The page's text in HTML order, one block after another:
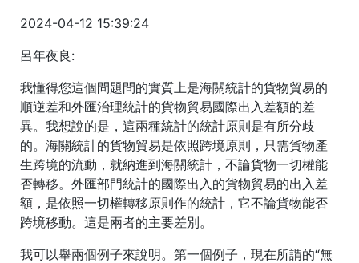
2024-04-12 15:39:24
呂年夜良:
我懂得您這個問題問的實質上是海關統計的貨物貿易的
順逆差和外匯治理統計的貨物貿易國際出入差額的差
異。我想說的是，這兩種統計的統計原則是有所分歧
的。海關統計的貨物貿易是依照跨境原則，只需貨物產
生跨境的流動，就納進到海關統計，不論貨物一切權能
否轉移。外匯部門統計的國際出入的貨物貿易的出入差
額，是依照一切權轉移原則作的統計，它不論貨物能否
跨境移動。這是兩者的主要差別。
我可以舉兩個例子來說明。第一個例子，現在所謂的“無